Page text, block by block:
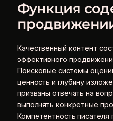
Функция
Качественный контент
эффективного
Поисковые системы
ценность и глубину
призваны отвечать на
выполнять конкретные
Компетентность